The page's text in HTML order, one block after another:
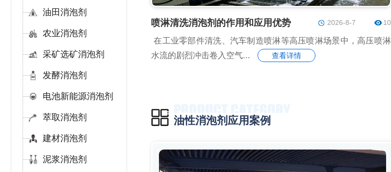
油田消泡剂
农业消泡剂
采矿选矿消泡剂
发酵消泡剂
电池新能源消泡剂
萃取消泡剂
建材消泡剂
泥浆消泡剂
喷淋清洗消泡剂的作用和应用优势 2026-8-7 10
在工业零部件清洗、汽车制造喷淋等高压喷淋场景中，高压喷淋
水流的剧烈冲击卷入空气...
查看详情
油性消泡剂应用案例